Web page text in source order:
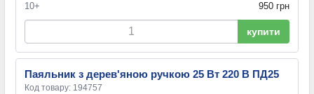
10+
950 грн
купити
Паяльник з дерев'яною ручкою 25 Вт 220 В ПД25
Код товару: 194757